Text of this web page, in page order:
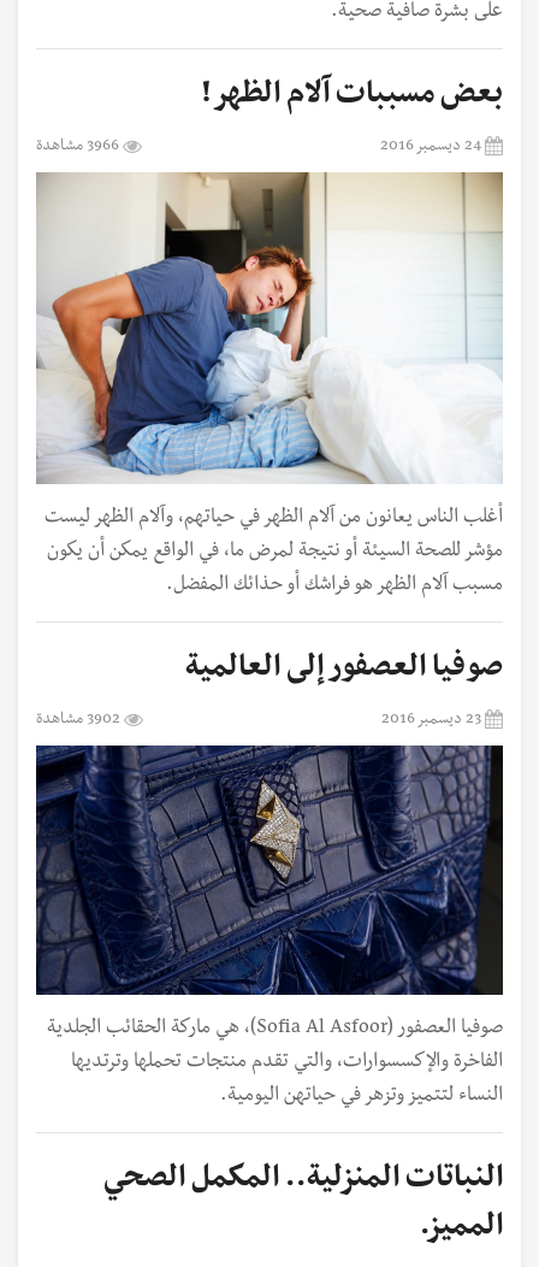
على بشرة صافية صحية.
بعض مسببات آلام الظهر !
24 ديسمبر 2016 3966 مشاهدة
أغلب الناس يعانون من آلام الظهر في حياتهم، وآلام الظهر ليست
مؤشر للصحة السيئة أو نتيجة لمرض ما، في الواقع يمكن أن يكون
مسبب آلام الظهر هو فراشك أو حذائك المفضل.
صوفيا العصفور إلى العالمية
23 ديسمبر 2016 3902 مشاهدة
صوفيا العصفور (Sofia Al Asfoor)، هي ماركة الحقائب الجلدية
الفاخرة والإكسسوارات، والتي تقدم منتجات تحملها وترتديها
النساء لتتميز وتزهر في حياتهن اليومية.
النباتات المنزلية.. المكمل الصحي
المميز.